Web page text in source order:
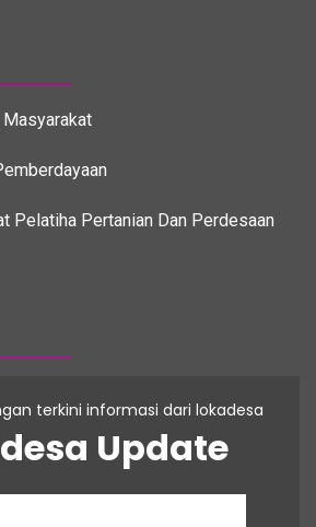
Pelatiha Pertanian Dan Perdesaan
terkini informasi dari lokadesa
Update